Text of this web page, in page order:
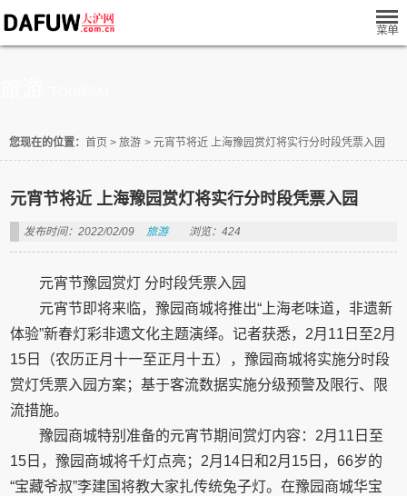
您现在的位置： 首页 > 旅游 > 元宵节将近 上海豫园赏灯将实行分时段凭票入园
元宵节将近 上海豫园赏灯将实行分时段凭票入园
发布时间：2022/02/09 旅游 浏览：424
元宵节豫园赏灯 分时段凭票入园
元宵节即将来临，豫园商城将推出“上海老味道，非遗新
体验”新春灯彩非遗文化主题演绎。记者获悉，2月11日至2月
15日（农历正月十一至正月十五），豫园商城将实施分时段
赏灯凭票入园方案；基于客流数据实施分级预警及限行、限
流措施。
豫园商城特别准备的元宵节期间赏灯内容：2月11日至
15日，豫园商城将千灯点亮；2月14日和2月15日，66岁的
“宝藏爷叔”李建国将教大家扎传统兔子灯。在豫园商城华宝